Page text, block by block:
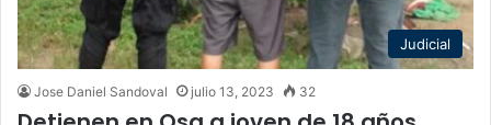
Judicial
Jose Daniel Sandoval julio 13, 2023 32